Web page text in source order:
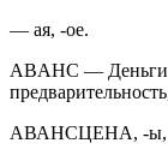
— ая, -ое.
ABAHC — Деньги
АВАНСЦЕНА, -ы,